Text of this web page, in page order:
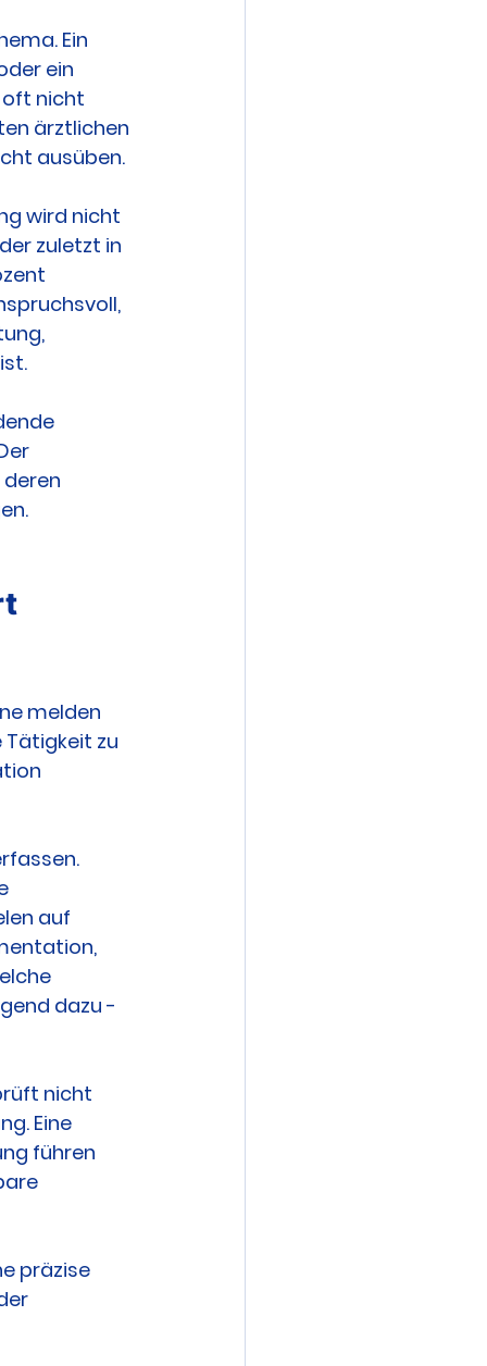
Ein
ein
oft nicht
ärztlichen
ausüben.
wird nicht
zuletzt in
melden
Tätigkeit zu
auf
dazu -
nicht
Eine
führen
präzise